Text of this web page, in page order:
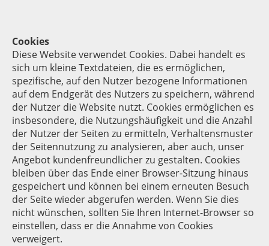
Cookies
Diese Website verwendet Cookies. Dabei handelt es
sich um kleine Textdateien, die es ermöglichen,
spezifische, auf den Nutzer bezogene Informationen
auf dem Endgerät des Nutzers zu speichern, während
der Nutzer die Website nutzt. Cookies ermöglichen es
insbesondere, die Nutzungshäufigkeit und die Anzahl
der Nutzer der Seiten zu ermitteln, Verhaltensmuster
der Seitennutzung zu analysieren, aber auch, unser
Angebot kundenfreundlicher zu gestalten. Cookies
bleiben über das Ende einer Browser-Sitzung hinaus
gespeichert und können bei einem erneuten Besuch
der Seite wieder abgerufen werden. Wenn Sie dies
nicht wünschen, sollten Sie Ihren Internet-Browser so
einstellen, dass er die Annahme von Cookies
verweigert.